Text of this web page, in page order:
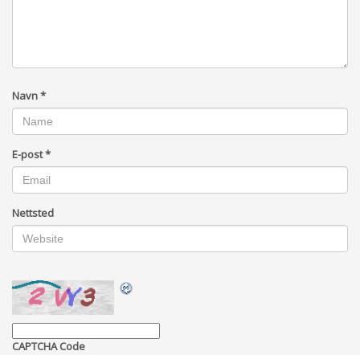
Navn*
E-post*
Nettsted
CAPTCHA Code